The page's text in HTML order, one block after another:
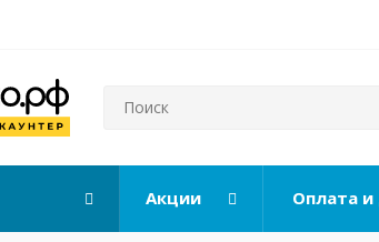
Акции Оплата и